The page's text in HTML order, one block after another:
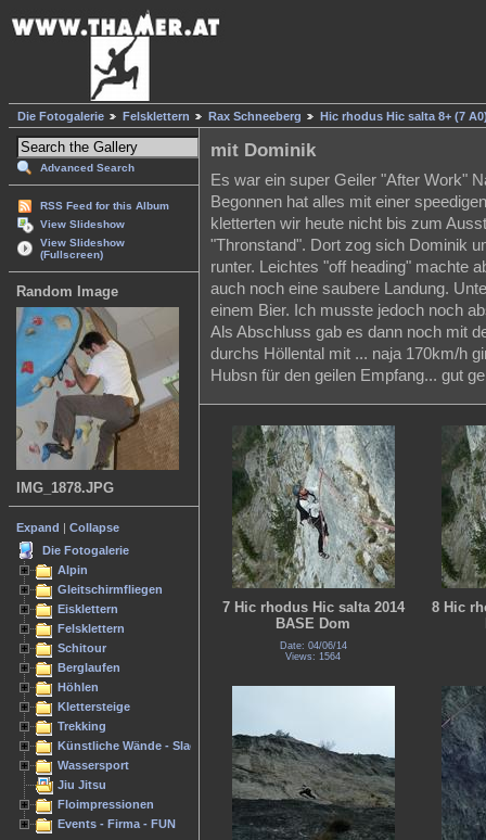
Die Fotogalerie Felsklettern Rax Schneeberg Hic rhodus Hic salta 8+ (7
Advanced Search
RSS Feed for this Album
View Slideshow
View Slideshow
(Fullscreen)
Random Image
IMG_1878.JPG
Expand
Collapse
Die Fotogalerie
Alpin
Gleitschirmfliegen
Eisklettern
Felsklettern
Schitour
Berglaufen
Höhlen
Klettersteige
Trekking
Künstliche Wände - Slacken
Wassersport
Jiu Jitsu
Floimpressionen
Events - Firma - FUN
mit Dominik
Es war ein super Geiler "After Work"
Begonnen hat alles mit einer
kletterten wir heute nicht bis zum
"Thronstand". Dort zog sich Dominik
runter. Leichtes "off heading" machte
auch noch eine saubere Landung.
einem Bier. Ich musste jedoch noch
Als Abschluss gab es dann noch mit
durchs Höllental mit ... naja 170km/h
Hubsn für den geilen Empfang... gut
7 Hic rhodus Hic salta 2014
BASE Dom
Date: 04/06/14
Views: 1564
8 Hic